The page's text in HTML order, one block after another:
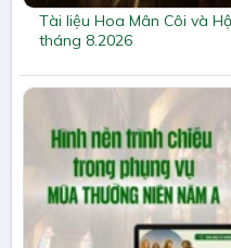
Tài liệu Hoa Mân Côi và
tháng 8.2026